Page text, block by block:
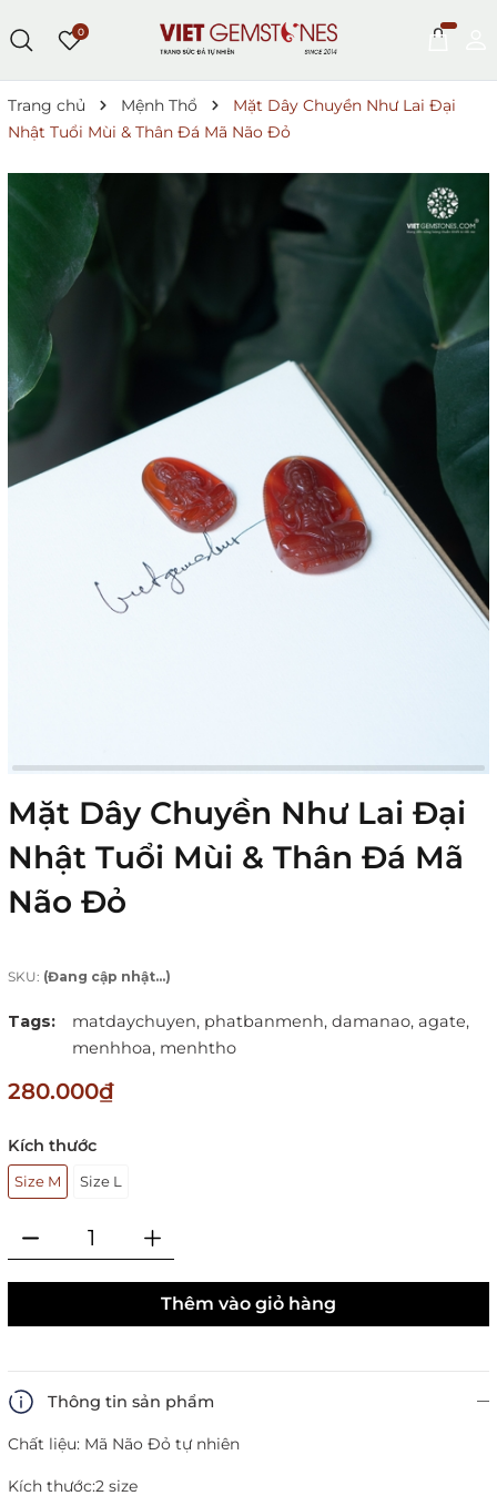
0
Trang chủ Mệnh Thổ
Mặt Dây Chuyền Như Lai Đại
Nhật Tuổi Mùi & Thân Đá Mã Não Đỏ
Mặt Dây Chuyền Như Lai Đại
Nhật Tuổi Mùi & Thân Đá Mã
Não Đỏ
SKU: (Đang cập nhật...)
Tags: matdaychuyen, phatbanmenh, damanao, agate,
menhhoa, menhtho
280.000₫
Kích thước
Size M Size L
Thêm vào giỏ hàng
Thông tin sản phẩm
Chất liệu: Mã Não Đỏ tự nhiên
Kích thước:2 size